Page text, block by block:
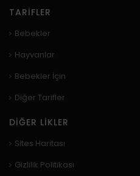
TARIFLER
Bebekler
Hayvanlar
Bebekler İçin
Diğer Tarifler
DIĞER LIKLER
Sites Haritası
Gizlilik Politikası